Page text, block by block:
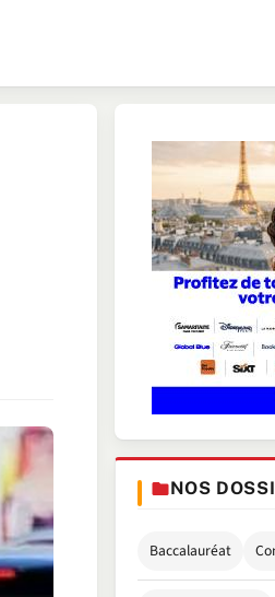
NOS
Baccalauréat